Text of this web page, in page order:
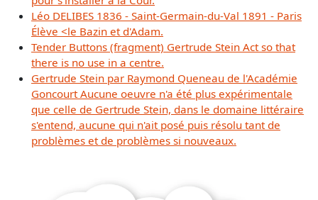
Léo DELIBES 1836 - Saint-Germain-du-Val 1891 - Paris
Élève <le Bazin et d'Adam.
Tender Buttons (fragment) Gertrude Stein Act so that
there is no use in a centre.
Gertrude Stein par Raymond Queneau de l'Académie
Goncourt Aucune oeuvre n'a été plus expérimentale
que celle de Gertrude Stein, dans le domaine littéraire
s'entend, aucune qui n'ait posé puis résolu tant de
problèmes et de problèmes si nouveaux.